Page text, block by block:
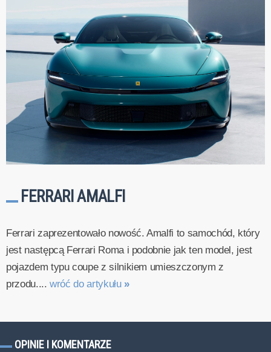
FERRARI AMALFI
Ferrari zaprezentowało nowość. Amalfi to samochód, który
jest następcą Ferrari Roma i podobnie jak ten model, jest
pojazdem typu coupe z silnikiem umieszczonym z
przodu....wróć do artykułu »
OPINIE I KOMENTARZE